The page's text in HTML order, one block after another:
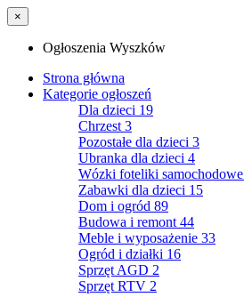
×
Ogłoszenia Wyszków
Strona główna
Kategorie ogłoszeń
Dla dzieci 19
Chrzest 3
Pozostałe dla dzieci 3
Ubranka dla dzieci 4
Wózki foteliki samochodowe
Zabawki dla dzieci 15
Dom i ogród 89
Budowa i remont 44
Meble i wyposażenie 33
Ogród i działki 16
Sprzęt AGD 2
Sprzęt RTV 2